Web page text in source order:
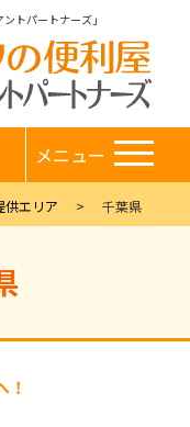
トパートナーズ」
メニュー
供エリア 千葉県
！